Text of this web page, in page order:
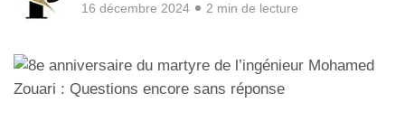
16 décembre 2024 2 min de lecture